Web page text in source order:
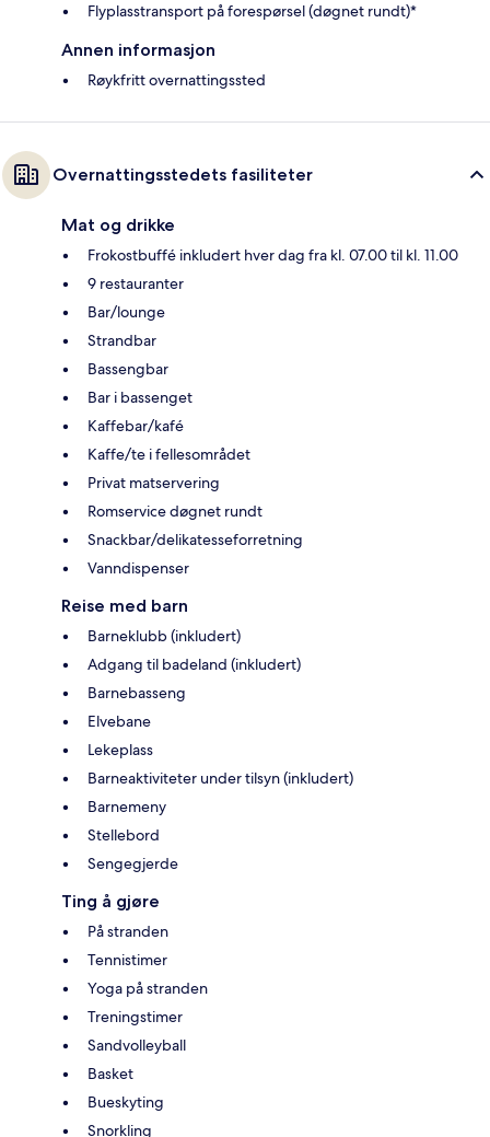
Flyplasstransport på forespørsel (døgnet rundt)*
Annen informasjon
Røykfritt overnattingssted
Overnattingsstedets fasiliteter
Mat og drikke
Frokostbuffé inkludert hver dag fra kl. 07.00 til kl. 11.00
9 restauranter
Bar/lounge
Strandbar
Bassengbar
Bar i bassenget
Kaffebar/kafé
Kaffe/te i fellesområdet
Privat matservering
Romservice døgnet rundt
Snackbar/delikatesseforretning
Vanndispenser
Reise med barn
Barneklubb (inkludert)
Adgang til badeland (inkludert)
Barnebasseng
Elvebane
Lekeplass
Barneaktiviteter under tilsyn (inkludert)
Barnemeny
Stellebord
Sengegjerde
Ting å gjøre
På stranden
Tennistimer
Yoga på stranden
Treningstimer
Sandvolleyball
Basket
Bueskyting
Snorkling